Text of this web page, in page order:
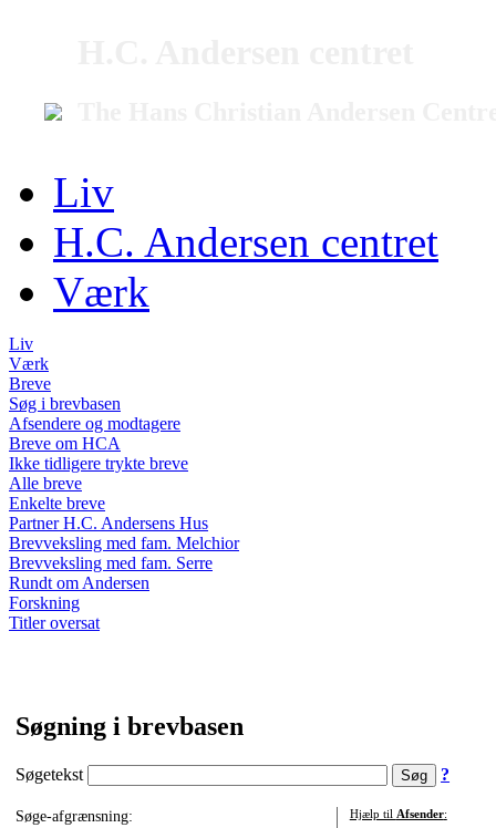
Liv
H.C. Andersen centret
Værk
Liv
Værk
Breve
Søg i brevbasen
Afsendere og modtagere
Breve om HCA
Ikke tidligere trykte breve
Alle breve
Enkelte breve
Partner H.C. Andersens Hus
Brevveksling med fam. Melchior
Brevveksling med fam. Serre
Rundt om Andersen
Forskning
Titler oversat
Søgning i brevbasen
Søgetekst ?
Søge-afgrænsning:
Hjælp til Afsender: